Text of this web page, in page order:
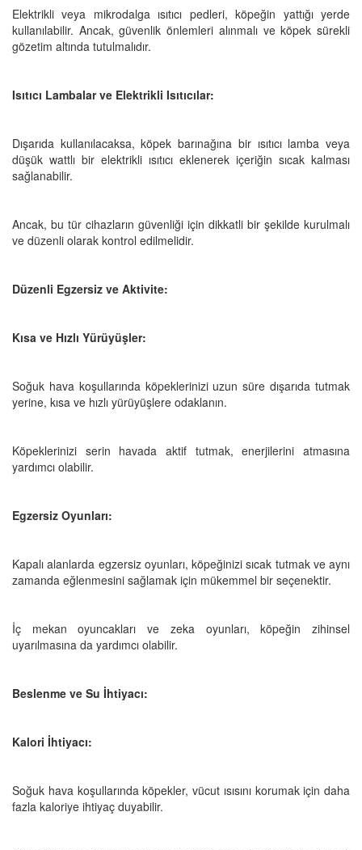
Elektrikli veya mikrodalga ısıtıcı pedleri, köpeğin yattığı yerde
kullanılabilir. Ancak, güvenlik önlemleri alınmalı ve köpek sürekli
gözetim altında tutulmalıdır.
Isıtıcı Lambalar ve Elektrikli Isıtıcılar:
Dışarıda kullanılacaksa, köpek barınağına bir ısıtıcı lamba veya
düşük wattlı bir elektrikli ısıtıcı eklenerek içeriğin sıcak kalması
sağlanabilir.
Ancak, bu tür cihazların güvenliği için dikkatli bir şekilde kurulmalı
ve düzenli olarak kontrol edilmelidir.
Düzenli Egzersiz ve Aktivite:
Kısa ve Hızlı Yürüyüşler:
Soğuk hava koşullarında köpeklerinizi uzun süre dışarıda tutmak
yerine, kısa ve hızlı yürüyüşlere odaklanın.
Köpeklerinizi serin havada aktif tutmak, enerjilerini atmasına
yardımcı olabilir.
Egzersiz Oyunları:
Kapalı alanlarda egzersiz oyunları, köpeğinizi sıcak tutmak ve aynı
zamanda eğlenmesini sağlamak için mükemmel bir seçenektir.
İç mekan oyuncakları ve zeka oyunları, köpeğin zihinsel
uyarılmasına da yardımcı olabilir.
Beslenme ve Su İhtiyacı:
Kalori İhtiyacı:
Soğuk hava koşullarında köpekler, vücut ısısını korumak için daha
fazla kaloriye ihtiyaç duyabilir.